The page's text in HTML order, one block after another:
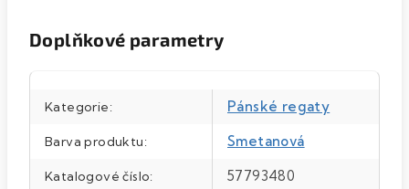
Doplňkové parametry
Kategorie: Pánské regaty
Barva produktu: Smetanová
Katalogové číslo: 57793480